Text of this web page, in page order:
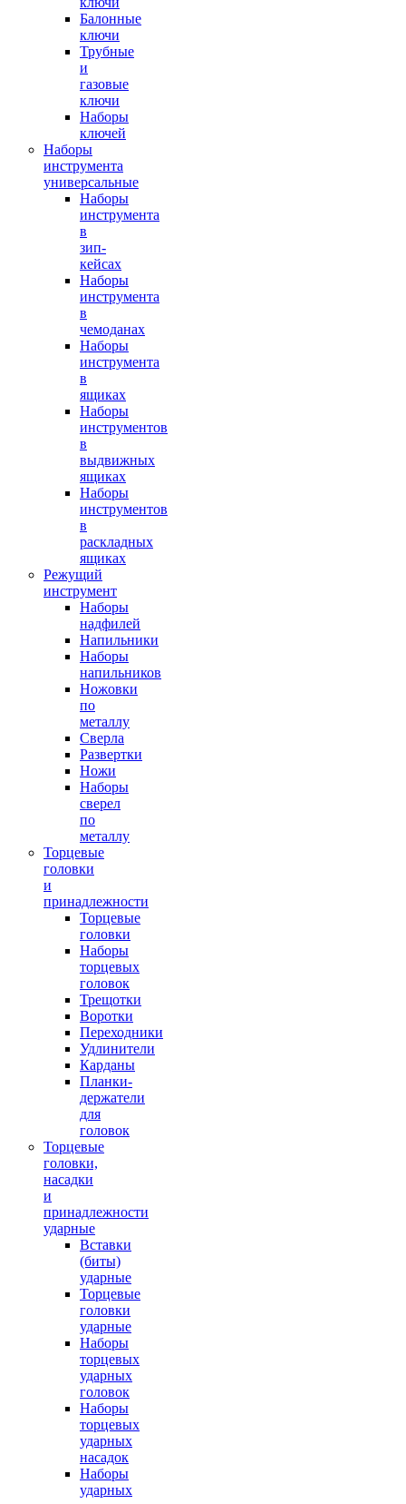
Балонные
ключи
Трубные
и
газовые
ключи
Наборы
ключей
Наборы
инструмента
универсальные
Наборы
инструмента
в
зип-
кейсах
Наборы
инструмента
в
чемоданах
Наборы
инструмента
в
ящиках
Наборы
инструментов
в
выдвижных
ящиках
Наборы
инструментов
в
раскладных
ящиках
Режущий
инструмент
Наборы
надфилей
Напильники
Наборы
напильников
Ножовки
по
металлу
Сверла
Развертки
Ножи
Наборы
сверел
по
металлу
Торцевые
головки
и
принадлежности
Торцевые
головки
Наборы
торцевых
головок
Трещотки
Воротки
Переходники
Удлинители
Карданы
Планки-
держатели
для
головок
Торцевые
головки,
насадки
и
принадлежности
ударные
Вставки
(биты)
ударные
Торцевые
головки
ударные
Наборы
торцевых
ударных
головок
Наборы
торцевых
ударных
насадок
Наборы
ударных